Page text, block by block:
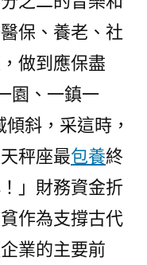
保、養老、社
做到應保盡
園、一鎮一
斜，采這時，
秤座最包養終
」財務資金折
作為支撐古代
業的主要前